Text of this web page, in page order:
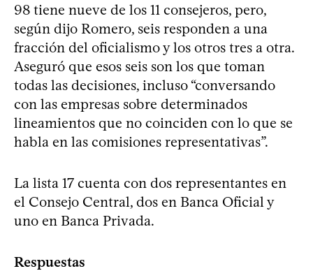
98 tiene nueve de los 11 consejeros, pero,
según dijo Romero, seis responden a una
fracción del oficialismo y los otros tres a otra.
Aseguró que esos seis son los que toman
todas las decisiones, incluso “conversando
con las empresas sobre determinados
lineamientos que no coinciden con lo que se
habla en las comisiones representativas”.
La lista 17 cuenta con dos representantes en
el Consejo Central, dos en Banca Oficial y
uno en Banca Privada.
Respuestas